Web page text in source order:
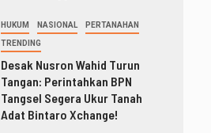
HUKUM NASIONAL PERTANAHAN
TRENDING
Desak Nusron Wahid Turun
Tangan: Perintahkan BPN
Tangsel Segera Ukur Tanah
Adat Bintaro Xchange!